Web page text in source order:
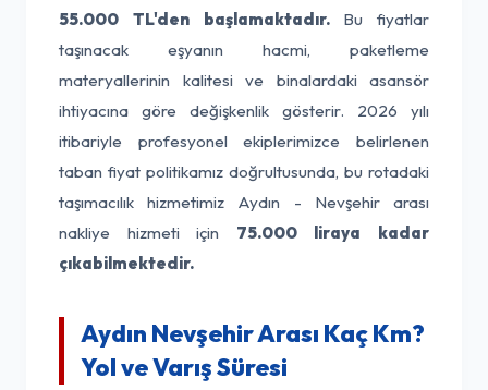
55.000 TL'den başlamaktadır.Bu fiyatlar
taşınacak eşyanın hacmi, paketleme
materyallerinin kalitesi ve binalardaki asansör
ihtiyacına göre değişkenlik gösterir. 2026 yılı
itibariyle profesyonel ekiplerimizce belirlenen
taban fiyat politikamız doğrultusunda, bu rotadaki
taşımacılık hizmetimiz Aydın - Nevşehir arası
nakliye hizmeti için 75.000 liraya kadar
çıkabilmektedir.
Aydın Nevşehir Arası Kaç Km?
Yol ve Varış Süresi